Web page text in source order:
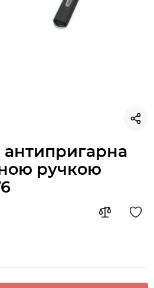
ручкою